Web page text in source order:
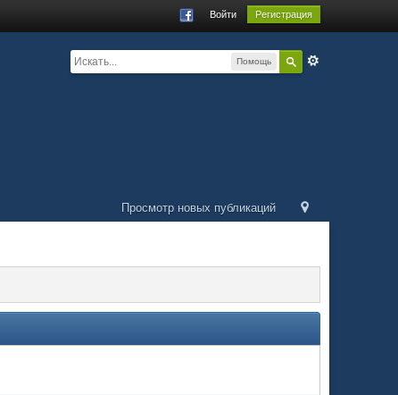
Войти Регистрация
Помощь
Просмотр новых публикаций